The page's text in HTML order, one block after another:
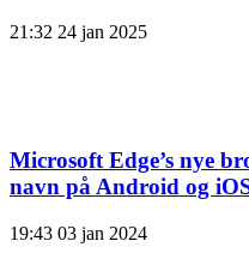
21:32 24 jan 2025
Microsoft Edge’s nye
navn på Android og
19:43 03 jan 2024